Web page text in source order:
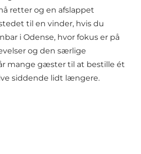
retter og en afslappet
til en vinder, hvis du
i Odense, hvor fokus er på
og den særlige
mange gæster til at bestille ét
siddende lidt længere.